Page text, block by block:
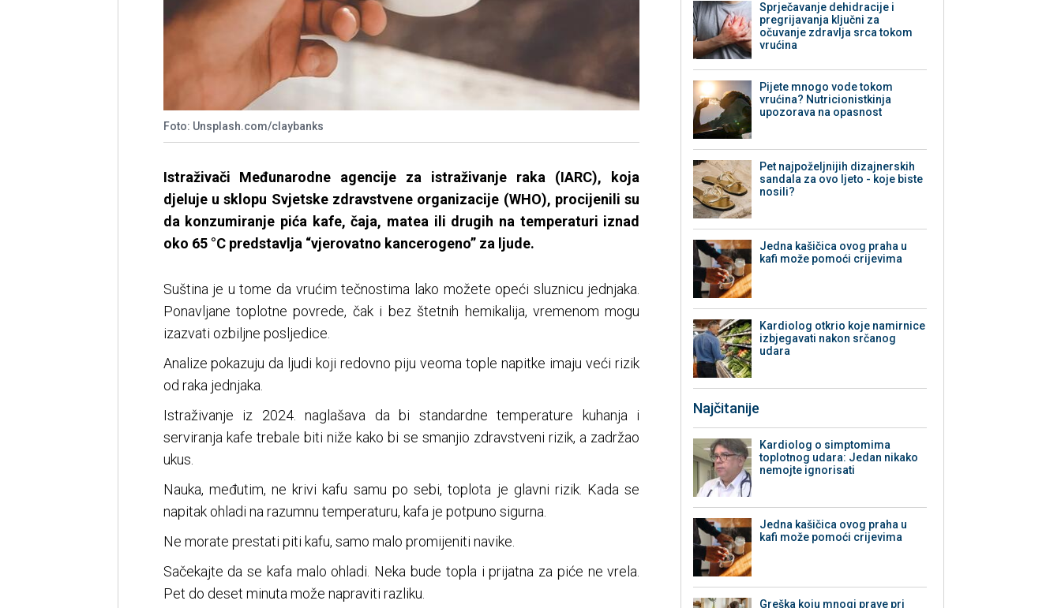
Foto: Unsplash.com/claybanks
Istraživači Međunarodne agencije za istraživanje raka (IARC), koja
djeluje u sklopu Svjetske zdravstvene organizacije (WHO), procijenili su
da konzumiranje pića kafe, čaja, matea ili drugih na temperaturi iznad
oko 65 °C predstavlja “vjerovatno kancerogeno” za ljude.
Suština je u tome da vrućim tečnostima lako možete opeći sluznicu jednjaka.
Ponavljane toplotne povrede, čak i bez štetnih hemikalija, vremenom mogu
izazvati ozbiljne posljedice.
Analize pokazuju da ljudi koji redovno piju veoma tople napitke imaju veći rizik
od raka jednjaka.
Istraživanje iz 2024. naglašava da bi standardne temperature kuhanja i
serviranja kafe trebale biti niže kako bi se smanjio zdravstveni rizik, a zadržao
ukus.
Nauka, međutim, ne krivi kafu samu po sebi, toplota je glavni rizik. Kada se
napitak ohladi na razumnu temperaturu, kafa je potpuno sigurna.
Ne morate prestati piti kafu, samo malo promijeniti navike.
Sačekajte da se kafa malo ohladi. Neka bude topla i prijatna za piće ne vrela.
Pet do deset minuta može napraviti razliku.
Sprječavanje dehidracije i
pregrijavanja ključni za
očuvanje zdravlja srca tokom
vrućina
Pijete mnogo vode tokom
vrućina? Nutricionistkinja
upozorava na opasnost
Pet najpoželjnijih dizajnerskih
sandala za ovo ljeto - koje biste
nosili?
Jedna kašičica ovog praha u
kafi može pomoći crijevima
Kardiolog otkrio koje namirnice
izbjegavati nakon srčanog
udara
Najčitanije
Kardiolog o simptomima
toplotnog udara: Jedan nikako
nemojte ignorisati
Jedna kašičica ovog praha u
kafi može pomoći crijevima
Greška koju mnogi prave pri